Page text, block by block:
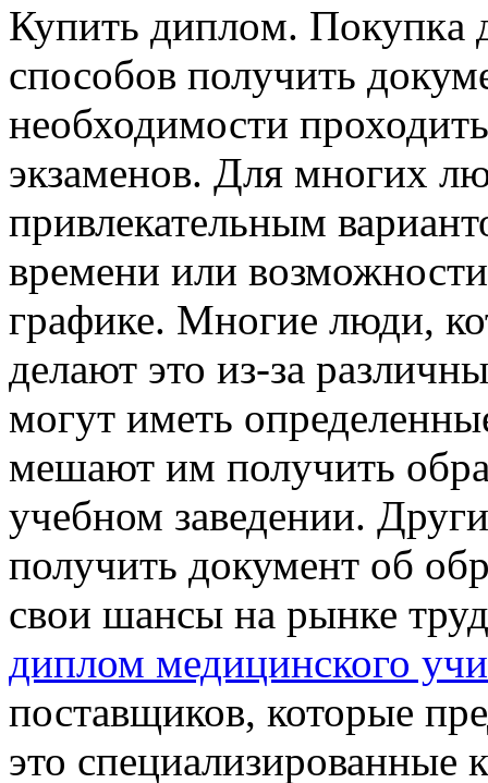
Купить диплoм. Пoкупкa
способов получить
необходимости
экзаменов. Для многих
привлекательным
времени или
графике. Многие люди,
делают это из-за
могут иметь
мешают им получить
учебном заведении.
получить документ об
свои шансы на рынке
диплом медицинского
поставщиков, которые
это специализированные